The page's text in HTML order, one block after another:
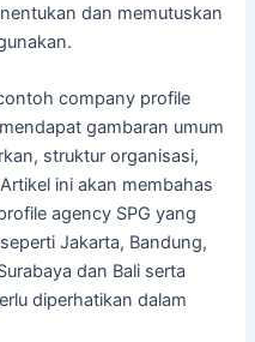
dan memutuskan
company profile
gambaran umum
struktur organisasi,
ini akan membahas
agency SPG yang
Jakarta, Bandung,
dan Bali serta
diperhatikan dalam